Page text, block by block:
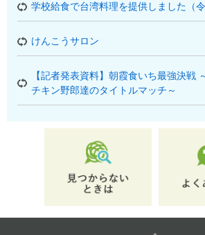
学校給食で台湾料理を提供しました（令
けんこうサロン
【記者発表資料】朝霞食いち最強決戦
チキン野郎達のタイトルマッチ～